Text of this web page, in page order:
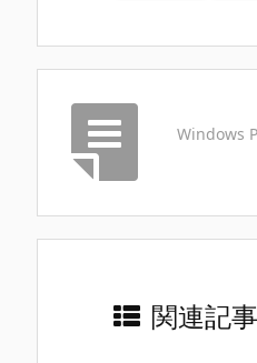
Windows
関連記事